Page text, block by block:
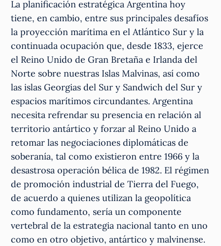
La planificación estratégica Argentina hoy
tiene, en cambio, entre sus principales desafíos
la proyección marítima en el Atlántico Sur y la
continuada ocupación que, desde 1833, ejerce
el Reino Unido de Gran Bretaña e Irlanda del
Norte sobre nuestras Islas Malvinas, así como
las islas Georgias del Sur y Sandwich del Sur y
espacios marítimos circundantes. Argentina
necesita refrendar su presencia en relación al
territorio antártico y forzar al Reino Unido a
retomar las negociaciones diplomáticas de
soberanía, tal como existieron entre 1966 y la
desastrosa operación bélica de 1982. El régimen
de promoción industrial de Tierra del Fuego,
de acuerdo a quienes utilizan la geopolítica
como fundamento, sería un componente
vertebral de la estrategia nacional tanto en uno
como en otro objetivo, antártico y malvinense.